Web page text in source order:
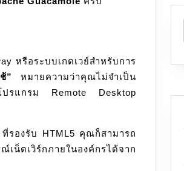
หรือระบบเกตเวย์สำหรับการ
” หมายความว่าคุณไม่จำเป็น
ปรแกรม Remote Desktop
รองรับ HTML5 คุณก็สามารถ
น็ตเวิร์กภายในองค์กรได้จาก